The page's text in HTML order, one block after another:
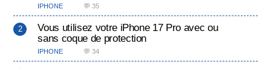
IPHONE 💬 35
Vous utilisez votre iPhone 17 Pro avec ou
sans coque de protection
IPHONE 💬 34